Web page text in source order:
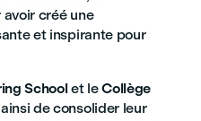
créé une
et inspirante pour
Schoolet leCollège
de consolider leur